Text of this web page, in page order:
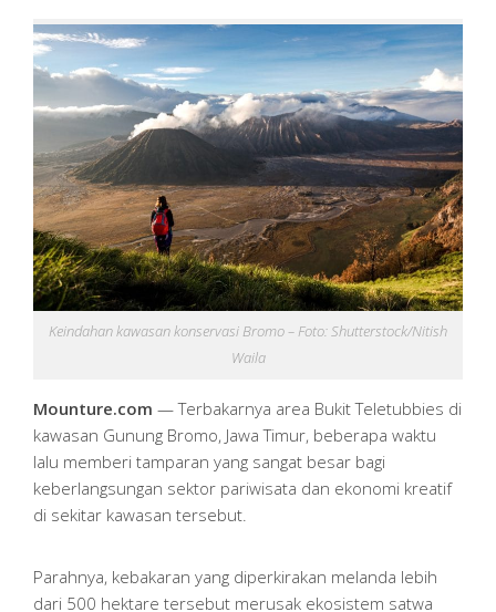
Keindahan kawasan konservasi Bromo – Foto: Shutterstock/Nitish
Waila
Mounture.com — Terbakarnya area Bukit Teletubbies di
kawasan Gunung Bromo, Jawa Timur, beberapa waktu
lalu memberi tamparan yang sangat besar bagi
keberlangsungan sektor pariwisata dan ekonomi kreatif
di sekitar kawasan tersebut.
Parahnya, kebakaran yang diperkirakan melanda lebih
dari 500 hektare tersebut merusak ekosistem satwa